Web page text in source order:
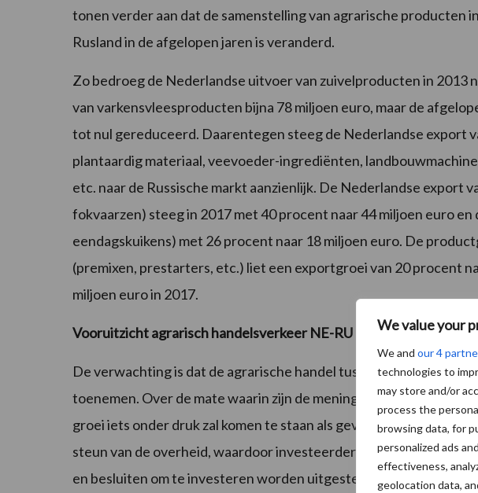
We value your
We and our 4
technologies to
may store and/or
process the
browsing data, for
personalized ads
effectiveness,
geolocation data,
tonen verder aan dat de samenstelling van agrarische producten
Rusland in de afgelopen jaren is veranderd.
Zo bedroeg de Nederlandse uitvoer van zuivelproducten in 2013
van varkensvleesproducten bijna 78 miljoen euro, maar de
tot nul gereduceerd. Daarentegen steeg de Nederlandse export
plantaardig materiaal, veevoeder-ingrediënten,
etc. naar de Russische markt aanzienlijk. De Nederlandse export
fokvaarzen) steeg in 2017 met 40 procent naar 44 miljoen euro en
eendagskuikens) met 26 procent naar 18 miljoen euro. De
(premixen, prestarters, etc.) liet een exportgroei van 20 procent
miljoen euro in 2017.
Vooruitzicht agrarisch handelsverkeer NE-RU
De verwachting is dat de agrarische handel tussen Nederland en
toenemen. Over de mate waarin zijn de meningen verdeeld.
groei iets onder druk zal komen te staan als gevolg van de
steun van de overheid, waardoor investeerders in Rusland weer
en besluiten om te investeren worden uitgesteld.